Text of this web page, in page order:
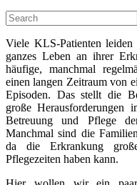
Viele KLS-Patienten leiden
ganzes Leben an ihrer
häufige, manchmal
einen langen Zeitraum von
Episoden. Das stellt die
große
Betreuung und Pflege
Manchmal sind die
da die Erkrankung
Pflegezeiten haben kann.